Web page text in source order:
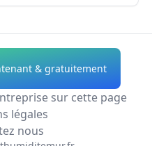
Traitement
d'Humidité des
Murs Allier
Traitement
d'Humidité des
MursAlpes-de-
& gratuitement
sur cette page
légales
nous